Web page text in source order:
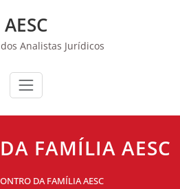
AESC
Analistas Jurídicos
FAMÍLIA AESC
DA FAMÍLIA AESC